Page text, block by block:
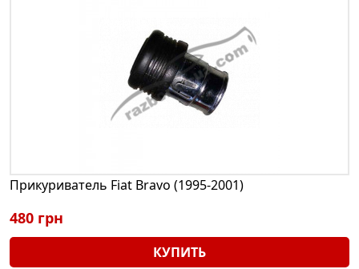
Прикуриватель Fiat Bravo (1995-2001)
480 грн
КУПИТЬ